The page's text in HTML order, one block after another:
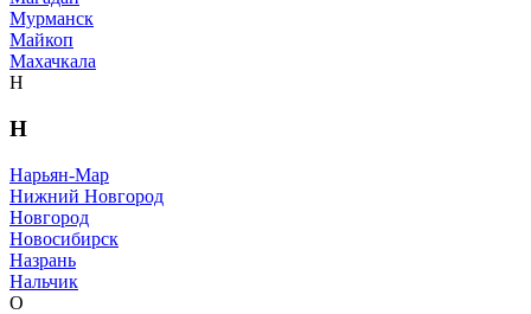
Мурманск
Майкоп
Махачкала
Н
Н
Нарьян-Мар
Нижний Новгород
Новгород
Новосибирск
Назрань
Нальчик
О